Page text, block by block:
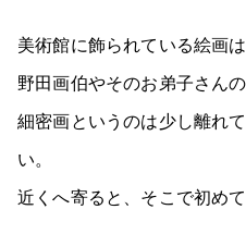
美術館に飾られている絵画
野田画伯やそのお弟子さん
細密画というのは少し離れ
い。
近くへ寄ると、そこで初めて